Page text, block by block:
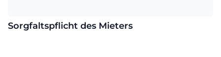
Sorgfaltspflicht des Mieters